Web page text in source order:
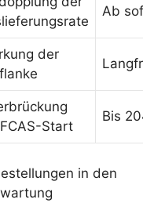
Ab
der
Start
Bis
in den